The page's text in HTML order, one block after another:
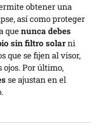
obtener una
así como proteger
quenunca debes
sin filtro solarni
que se fijen al visor,
ojos. Por último,
se ajustan en el